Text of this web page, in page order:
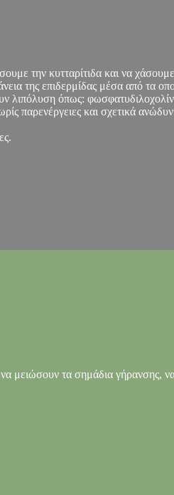
την κυτταρίτιδα και να
της επιδερμίδας μέσα από τα
λιπόλυση όπως:
παρενέργειες και σχετικά
μειώσουν τα σημάδια γήρανσης,